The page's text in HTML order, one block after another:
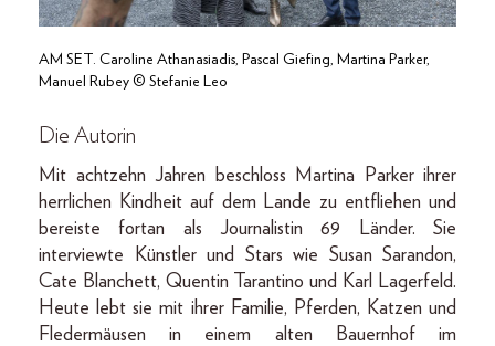
AM SET. Caroline Athanasiadis, Pascal Giefing, Martina Parker,
Manuel Rubey © Stefanie Leo
Die Autorin
Mit achtzehn Jahren beschloss Martina Parker ihrer
herrlichen Kindheit auf dem Lande zu entfliehen und
bereiste fortan als Journalistin 69 Länder. Sie
interviewte Künstler und Stars wie Susan Sarandon,
Cate Blanchett, Quentin Tarantino und Karl Lagerfeld.
Heute lebt sie mit ihrer Familie, Pferden, Katzen und
Fledermäusen in einem alten Bauernhof im